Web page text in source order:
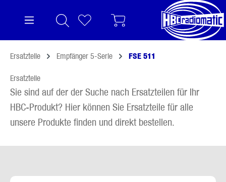
Ersatzteile Empfänger 5-Serie FSE 511
Ersatzteile
Sie sind auf der der Suche nach Ersatzteilen für Ihr
HBC-Produkt? Hier können Sie Ersatzteile für alle
unsere Produkte finden und direkt bestellen.